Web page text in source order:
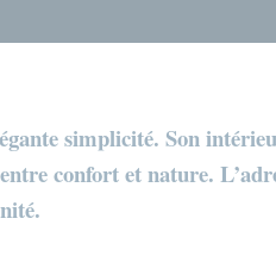
simplicité. Son
confort et nature. L